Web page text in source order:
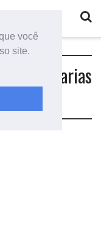
você
site.
festa varias